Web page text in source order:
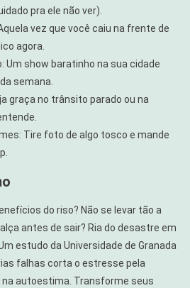
pra ele não ver).
vez que você caiu na frente de
agora.
Um show baratinho na sua cidade
semana.
graça no trânsito parado ou na
Tire foto de algo tosco e mande
do riso? Não se levar tão a
antes de sair? Ria do desastre em
estudo da Universidade de Granada
falhas corta o estresse pela
na autoestima. Transforme seus